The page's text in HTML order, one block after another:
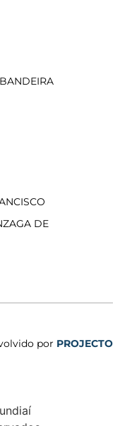
DE
por PROJECTO